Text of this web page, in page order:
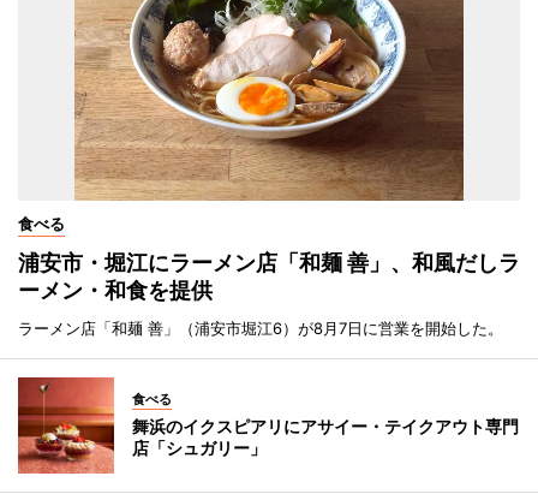
食べる
浦安市・堀江にラーメン店「和麺 善」、和風だしラ
ーメン・和食を提供
ラーメン店「和麺 善」（浦安市堀江6）が8月7日に営業を開始した。
食べる
舞浜のイクスピアリにアサイー・テイクアウト専門
店「シュガリー」